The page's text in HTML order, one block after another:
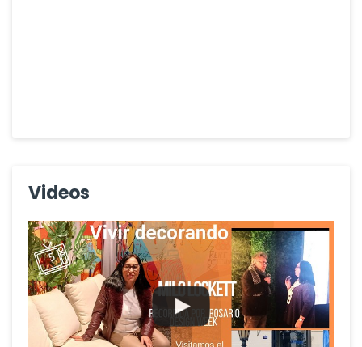
Videos